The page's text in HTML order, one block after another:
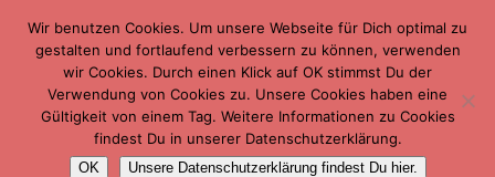
Wir benutzen Cookies. Um unsere Webseite für Dich optimal zu
gestalten und fortlaufend verbessern zu können, verwenden
wir Cookies. Durch einen Klick auf OK stimmst Du der
Verwendung von Cookies zu. Unsere Cookies haben eine
Gültigkeit von einem Tag. Weitere Informationen zu Cookies
findest Du in unserer Datenschutzerklärung.
OK Unsere Datenschutzerklärung findest Du hier.